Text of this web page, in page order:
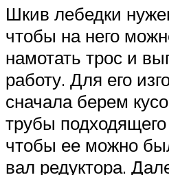
Шкив лебедки
чтобы на него
намотать трос и
работу. Для его
сначала берем
трубы
чтобы ее можно
вал редуктора.